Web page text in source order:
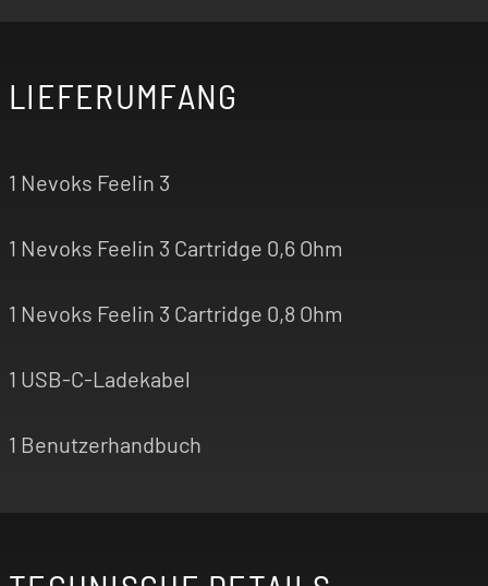
LIEFERUMFANG
1 Nevoks Feelin 3
1 Nevoks Feelin 3 Cartridge 0,6 Ohm
1 Nevoks Feelin 3 Cartridge 0,8 Ohm
1 USB-C-Ladekabel
1 Benutzerhandbuch